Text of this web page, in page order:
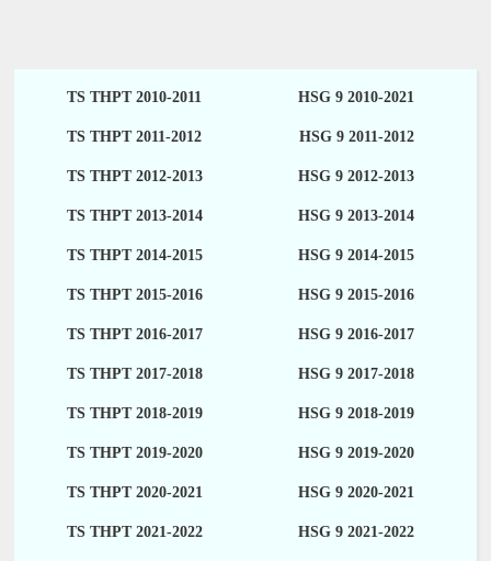
TS THPT 2010-2011 HSG 9 2010-2021
TS THPT 2011-2012 HSG 9 2011-2012
TS THPT 2012-2013 HSG 9 2012-2013
TS THPT 2013-2014 HSG 9 2013-2014
TS THPT 2014-2015 HSG 9 2014-2015
TS THPT 2015-2016 HSG 9 2015-2016
TS THPT 2016-2017 HSG 9 2016-2017
TS THPT 2017-2018 HSG 9 2017-2018
TS THPT 2018-2019 HSG 9 2018-2019
TS THPT 2019-2020 HSG 9 2019-2020
TS THPT 2020-2021 HSG 9 2020-2021
TS THPT 2021-2022 HSG 9 2021-2022